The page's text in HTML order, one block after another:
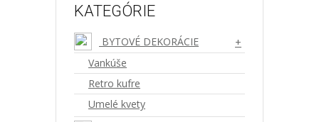
KATEGÓRIE
BYTOVÉ DEKORÁCIE
+
Vankúše
Retro kufre
Umelé kvety